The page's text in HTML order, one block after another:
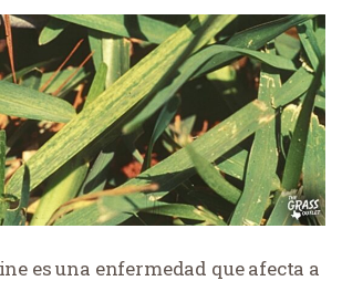
es una enfermedad que afecta a